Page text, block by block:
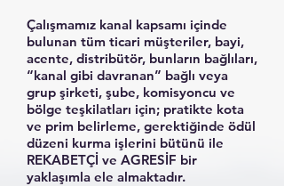
Çalışmamız kanal kapsamı içinde
bulunan tüm ticari müşteriler, bayi,
acente, distribütör, bunların bağlıları,
“kanal gibi davranan” bağlı veya
grup şirketi, şube, komisyoncu ve
bölge teşkilatları için; pratikte kota
ve prim belirleme, gerektiğinde ödül
düzeni kurma işlerini bütünü ile
REKABETÇİ ve AGRESİF bir
yaklaşımla ele almaktadır.